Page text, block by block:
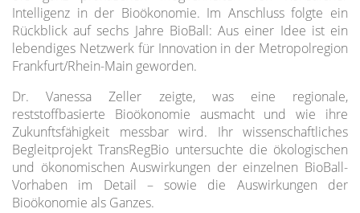
Intelligenz in der Bioökonomie. Im Anschluss folgte ein
Rückblick auf sechs Jahre BioBall: Aus einer Idee ist ein
lebendiges Netzwerk für Innovation in der Metropolregion
Frankfurt/Rhein-Main geworden.
Dr. Vanessa Zeller zeigte, was eine regionale,
reststoffbasierte Bioökonomie ausmacht und wie ihre
Zukunftsfähigkeit messbar wird. Ihr wissenschaftliches
Begleitprojekt TransRegBio untersuchte die ökologischen
und ökonomischen Auswirkungen der einzelnen BioBall-
Vorhaben im Detail – sowie die Auswirkungen der
Bioökonomie als Ganzes.